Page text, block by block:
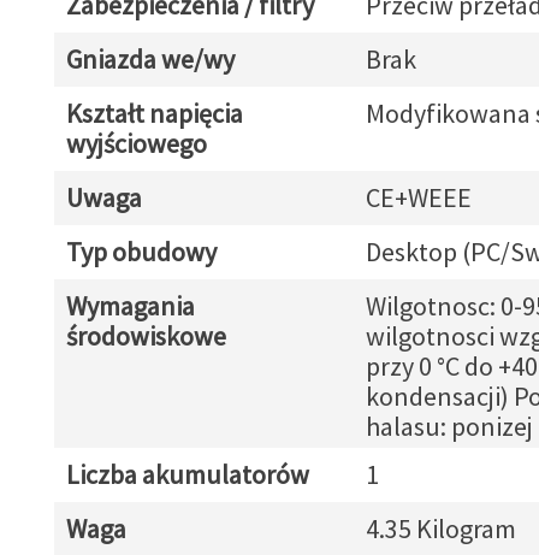
Gniazda we/wy
Brak
Kształt napięcia
wyjściowego
Modyfikowana
Uwaga
CE+WEEE
Typ obudowy
Desktop (PC/
Wymagania
środowiskowe
Wilgotnosc: 0-
wilgotnosci
przy 0 °C do
kondensacji)
halasu: ponizej
Liczba akumulatorów
1
Waga
4.35 Kilogram